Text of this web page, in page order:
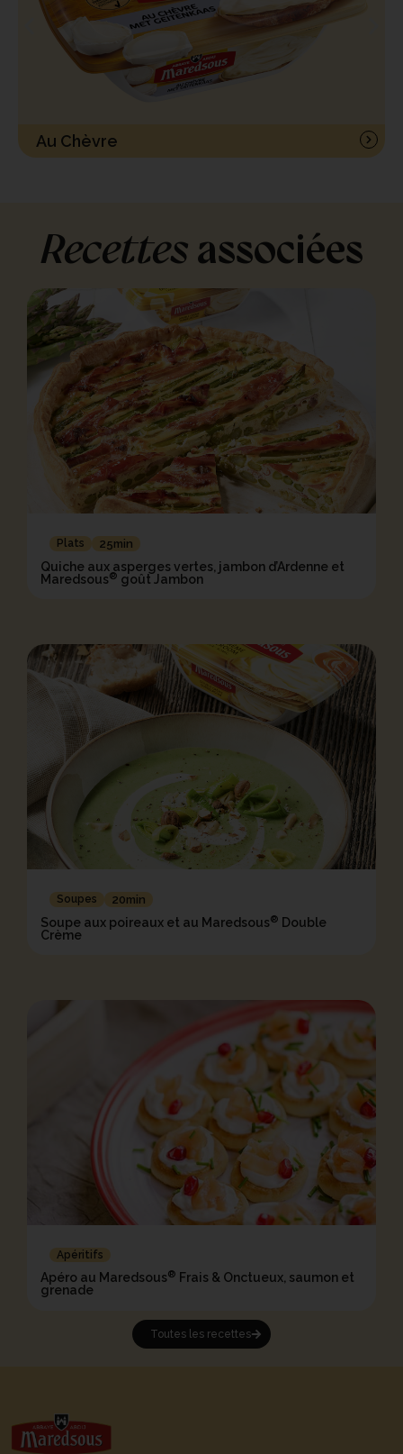
Au Chèvre
Recettes associées
Plats 25min
Quiche aux asperges vertes, jambon d’Ardenne et
Maredsous® goût Jambon
Soupes 20min
Soupe aux poireaux et au Maredsous® Double
Crème
Apéritifs
Apéro au Maredsous® Frais & Onctueux, saumon et
grenade
Toutes les recettes